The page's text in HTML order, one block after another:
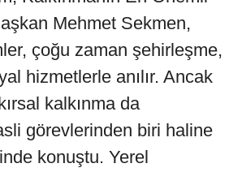
Mehmet Sekmen,
çoğu zaman şehirleşme,
hizmetlerle anılır. Ancak
kalkınma da
görevlerinden biri haline
konuştu. Yerel